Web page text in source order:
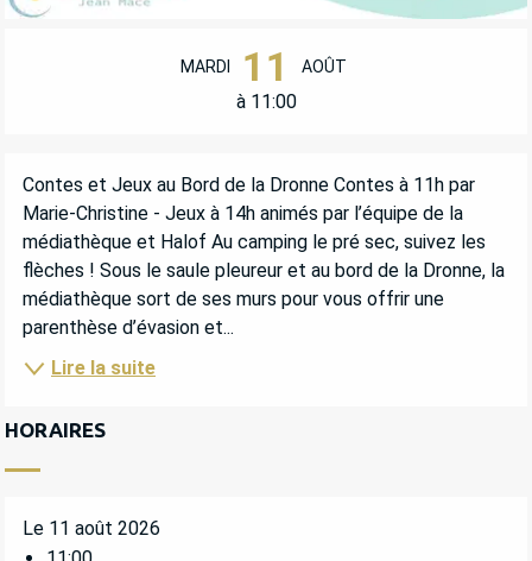
OUVERTURE ET COORDONNÉES
MARDI 11 AOÛT
à 11:00
DESCRIPTION
Contes et Jeux au Bord de la Dronne Contes à 11h par
Marie-Christine - Jeux à 14h animés par l’équipe de la
médiathèque et Halof Au camping le pré sec, suivez les
flèches ! Sous le saule pleureur et au bord de la Dronne, la
médiathèque sort de ses murs pour vous offrir une
parenthèse d’évasion et...
Lire la suite
HORAIRES
Le 11 août 2026